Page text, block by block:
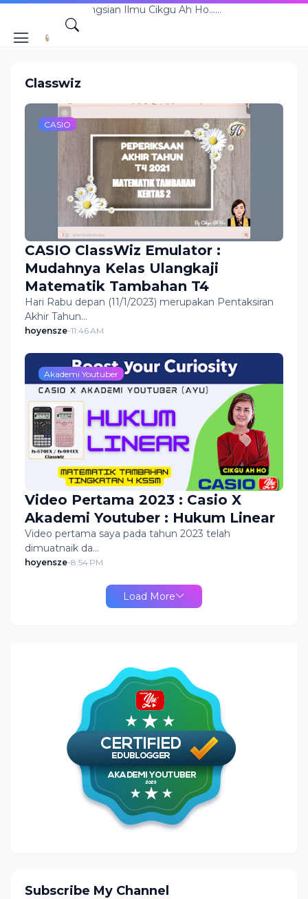
Perkongsian Ilmu Cikgu Ah Ho......
Classwiz
CASIO
CASIO ClassWiz Emulator :
Mudahnya Kelas Ulangkaji
Matematik Tambahan T4
Hari Rabu depan (11/1/2023) merupakan Pentaksiran
Akhir Tahun…
hoyensze-11:46 AM
Akademi Youtuber
Video Pertama 2023 : Casio X
Akademi Youtuber : Hukum Linear
Video pertama saya pada tahun 2023 telah
dimuatnaik da…
hoyensze-8:54 PM
Load More
Subscribe My Channel